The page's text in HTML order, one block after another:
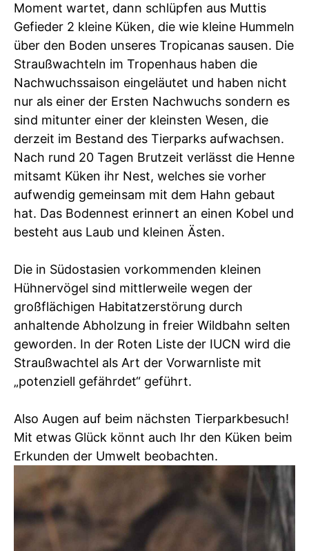
Moment wartet, dann schlüpfen aus Muttis
Gefieder 2 kleine Küken, die wie kleine Hummeln
über den Boden unseres Tropicanas sausen. Die
Straußwachteln im Tropenhaus haben die
Nachwuchssaison eingeläutet und haben nicht
nur als einer der Ersten Nachwuchs sondern es
sind mitunter einer der kleinsten Wesen, die
derzeit im Bestand des Tierparks aufwachsen.
Nach rund 20 Tagen Brutzeit verlässt die Henne
mitsamt Küken ihr Nest, welches sie vorher
aufwendig gemeinsam mit dem Hahn gebaut
hat. Das Bodennest erinnert an einen Kobel und
besteht aus Laub und kleinen Ästen.
Die in Südostasien vorkommenden kleinen
Hühnervögel sind mittlerweile wegen der
großflächigen Habitatzerstörung durch
anhaltende Abholzung in freier Wildbahn selten
geworden. In der Roten Liste der IUCN wird die
Straußwachtel als Art der Vorwarnliste mit
„potenziell gefährdet“ geführt.
Also Augen auf beim nächsten Tierparkbesuch!
Mit etwas Glück könnt auch Ihr den Küken beim
Erkunden der Umwelt beobachten.